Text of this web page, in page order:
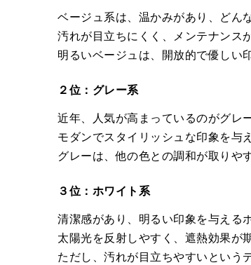
ベージュ系は、温かみがあり、どん
汚れが目立ちにくく、メンテナンス
明るいベージュは、開放的で優しい
２位：グレー系
近年、人気が高まっているのがグレ
モダンでスタイリッシュな印象を与
グレーは、他の色との調和が取りや
３位：ホワイト系
清潔感があり、明るい印象を与える
太陽光を反射しやすく、遮熱効果が
ただし、汚れが目立ちやすいという